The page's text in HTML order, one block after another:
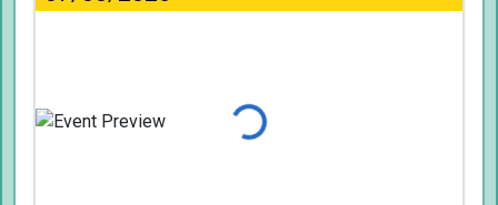
Φόρτωση...